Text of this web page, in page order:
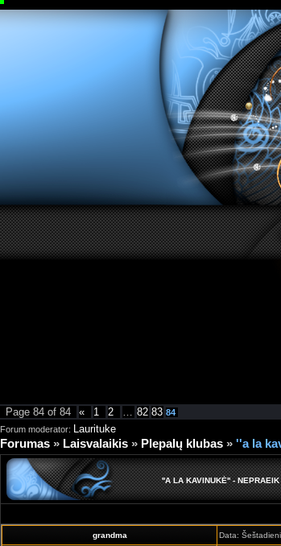
>
Page 84 of 84 « 1 2 … 82 83 84
Forum moderator: Laurituke
Forumas » Laisvalaikis » Plepalų klubas » ''a la
''A LA KAVINUKĖ'' -
grandma Data: